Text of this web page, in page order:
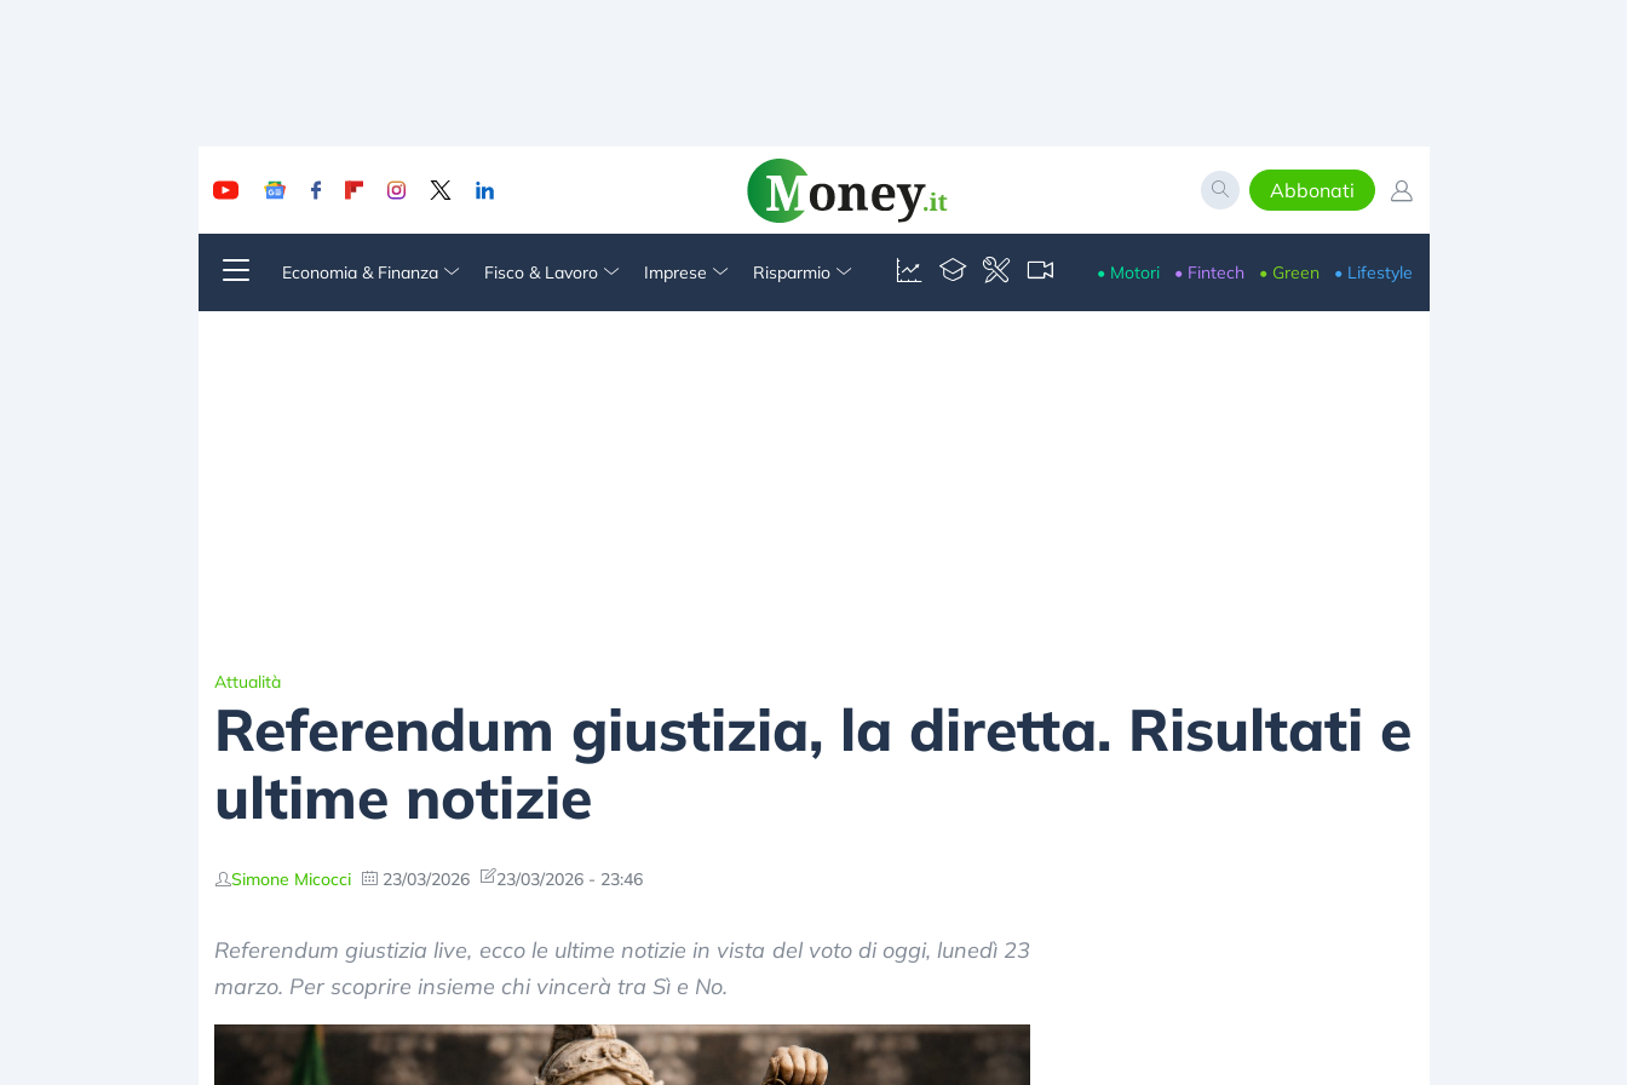
Abbonati
Economia & Finanza Fisco & Lavoro Imprese Risparmio • Motori • Fintech • Green • Lifestyle
Attualità
Referendum giustizia, la diretta. Risultati e
ultime notizie
Simone Micocci 23/03/2026 23/03/2026 - 23:46
Referendum giustizia live, ecco le ultime notizie in vista del voto di oggi, lunedì 23
marzo. Per scoprire insieme chi vincerà tra Sì e No.